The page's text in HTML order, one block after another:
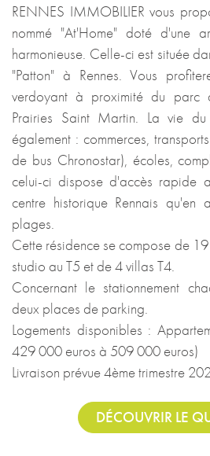
RENNES IMMOBILIER vous
nommé "At'Home" doté d'une
harmonieuse. Celle-ci est située
"Patton" à Rennes. Vous
verdoyant à proximité du parc
Prairies Saint Martin. La vie
également : commerces,
de bus Chronostar), écoles,
celui-ci dispose d'accès rapide
centre historique Rennais
plages.
Cette résidence se compose de
studio au T5 et de 4 villas T4.
Concernant le stationnement
deux places de parking.
Logements disponibles :
429 000 euros à 509 000 euros)
Livraison prévue 4ème trimestre
DÉCOUVRIR LE